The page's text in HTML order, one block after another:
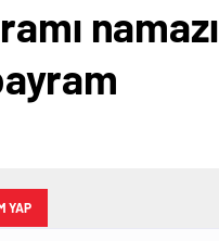
namazı
YAP